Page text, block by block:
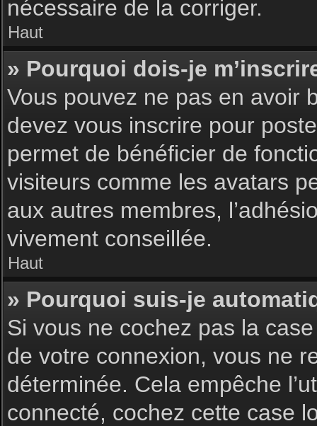
nécessaire de la corriger.
Haut
» Pourquoi dois-je
Vous pouvez ne pas en avoir
devez vous inscrire pour
permet de bénéficier de
visiteurs comme les avatars
aux autres membres,
vivement conseillée.
Haut
» Pourquoi suis-je
Si vous ne cochez pas la
de votre connexion, vous ne
déterminée. Cela empêche
connecté, cochez cette case